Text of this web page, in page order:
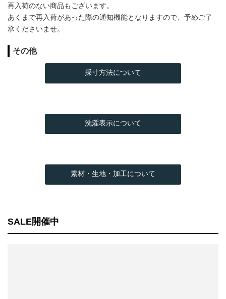
再入荷のない商品もございます。
あくまで再入荷があった際の通知機能となりますので、予めご了
承くださいませ。
その他
採寸方法について
洗濯表示について
素材・生地・加工について
SALE開催中